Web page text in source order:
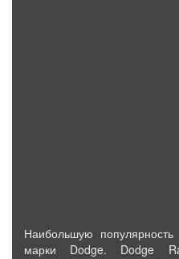
Наибольшую
марки Dodge. Dodge